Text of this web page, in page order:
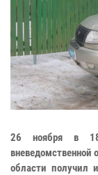
26 ноября в
вневедомственной
области получил